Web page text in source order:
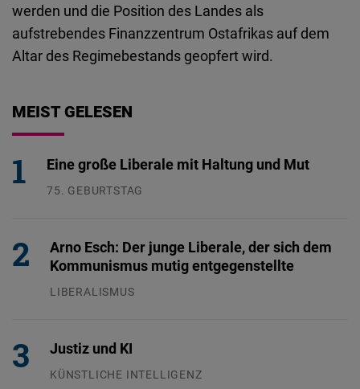
werden und die Position des Landes als
aufstrebendes Finanzzentrum Ostafrikas auf dem
Altar des Regimebestands geopfert wird.
MEIST GELESEN
Eine große Liberale mit Haltung und Mut
75. GEBURTSTAG
Arno Esch: Der junge Liberale, der sich dem
Kommunismus mutig entgegenstellte
LIBERALISMUS
Justiz und KI
KÜNSTLICHE INTELLIGENZ